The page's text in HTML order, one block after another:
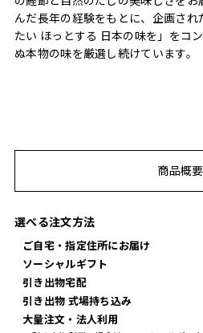
んだ長年の経験をもとに、企画さ
たい ほっとする 日本の味を」をコ
ぬ本物の味を厳選し続けています。
商品概要
選べる注文方法
ご自宅・指定住所にお届け
ソーシャルギフト
引き出物宅配
引き出物 式場持ち込み
大量注文・法人利用